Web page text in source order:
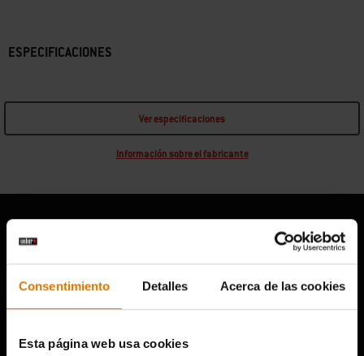
Consentimiento Detalles Acerca de las cookies
Esta página web usa cookies
ESPECIFICACIONES
Ver especificaciones
Información sobre el fabricante
Qué opinan otros aficionados a la
barbacoa